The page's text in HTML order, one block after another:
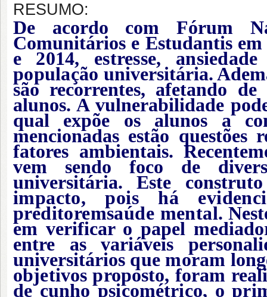
RESUMO:
De acordo com Fórum
Comunitários e Estudantis em
e 2014, estresse,
população universitária.
são recorrentes, afetando
alunos. A vulnerabilidade
qual expõe os alunos a
mencionadas estão questões
fatores ambientais.
vem sendo foco de
universitária. Este
impacto, pois há
preditoremsaúde mental.
em verificar o papel
entre as variáveis
universitários que moram
objetivos proposto, foram
de cunho psicométrico, o